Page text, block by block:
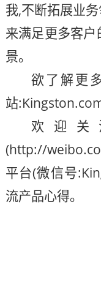
我,不断拓展业
来满足更多客
景。
欲了解更
站
欢迎关
(http://
平台(微信号
流产品心得。